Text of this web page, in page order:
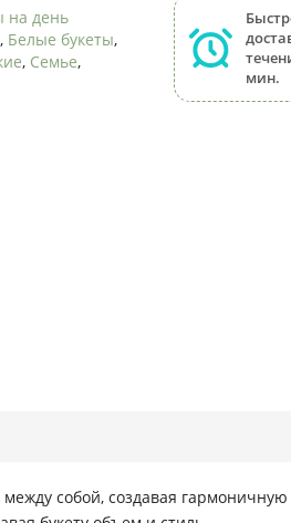
на день
, Белые букеты,
, Семье,
мин.
между собой, создавая